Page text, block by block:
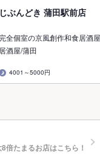
じぶんどき 蒲田駅前店
全個室の京風創作和食居酒屋
居酒屋/蒲田
4001～5000円
倍たまるお店はこちら！